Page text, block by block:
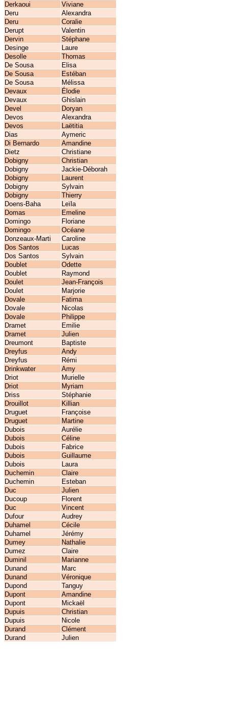
Derkaoui
Viviane
Deru
Alexandra
Deru
Coralie
Derupt
Valentin
Dervin
Stéphane
Desinge
Laure
Desolle
Thomas
De Sousa
Elisa
De Sousa
Estéban
De Sousa
Mélissa
Devaux
Élodie
Devaux
Ghislain
Devel
Doryan
Devos
Alexandra
Devos
Laëtitia
Dias
Aymeric
Di Bernardo
Amandine
Dietz
Christiane
Dobigny
Christian
Dobigny
Jackie-Déborah
Dobigny
Laurent
Dobigny
Sylvain
Dobigny
Thierry
Doens-Baha
Leïla
Domas
Emeline
Domingo
Floriane
Domingo
Océane
Donzeaux-Marti
Caroline
Dos Santos
Lucas
Dos Santos
Sylvain
Doublet
Odette
Doublet
Raymond
Doulet
Jean-François
Doulet
Marjorie
Dovale
Fatima
Dovale
Nicolas
Dovale
Philippe
Dramet
Emilie
Dramet
Julien
Dreumont
Baptiste
Dreyfus
Andy
Dreyfus
Rémi
Drinkwater
Amy
Driot
Murielle
Driot
Myriam
Driss
Stéphanie
Drouillot
Killian
Druguet
Françoise
Druguet
Martine
Dubois
Aurélie
Dubois
Céline
Dubois
Fabrice
Dubois
Guillaume
Dubois
Laura
Duchemin
Claire
Duchemin
Esteban
Duc
Julien
Ducoup
Florent
Duc
Vincent
Dufour
Audrey
Duhamel
Cécile
Duhamel
Jérémy
Dumey
Nathalie
Dumez
Claire
Duminil
Marianne
Dunand
Marc
Dunand
Véronique
Dupond
Tanguy
Dupont
Amandine
Dupont
Mickaël
Dupuis
Christian
Dupuis
Nicole
Durand
Clément
Durand
Julien